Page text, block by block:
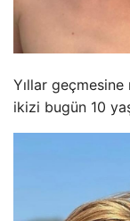
Yıllar
ikizi bugün 10